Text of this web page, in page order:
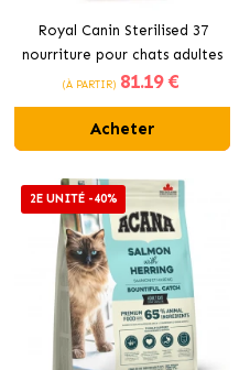
Royal Canin Sterilised 37
nourriture pour chats adultes
stérilisés
(À PARTIR) 81.19 €
Acheter
2E UNITÉ -40%